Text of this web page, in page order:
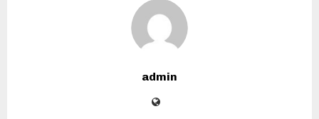
admin